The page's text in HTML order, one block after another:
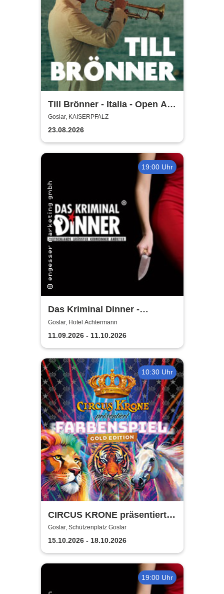
Till Brönner - Italia - Open Air
2026
Goslar, KAISERPFALZ
23.08.2026
19:00 Uhr
Das Kriminal Dinner -
Testament à la Carte
Goslar, Hotel Achtermann
11.09.2026 - 11.10.2026
10:30 Uhr
CIRCUS KRONE präsentiert
FARBENSPIEL - Gold Edition
| Goslar
Goslar, Schützenplatz Goslar
15.10.2026 - 18.10.2026
19:00 Uhr